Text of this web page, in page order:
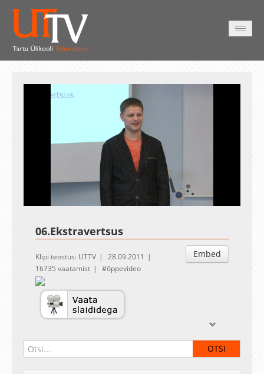
1.70%
Esituskiirused
Auto
06.Ekstravertsus
Embed
Klipi teostus: UTTV
28.09.2011
16735 vaatamist
õppevideo